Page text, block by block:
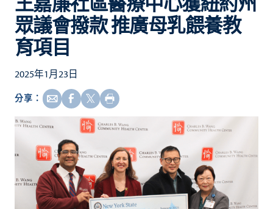
眾議會撥款 推廣母乳餵養教
育項目
2025年1月23日
分享：